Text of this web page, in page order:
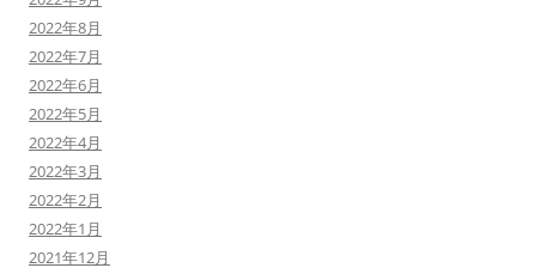
2022年8月
2022年7月
2022年6月
2022年5月
2022年4月
2022年3月
2022年2月
2022年1月
2021年12月